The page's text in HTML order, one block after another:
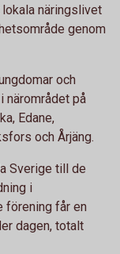
näringslivet
genom
och
närområdet på
Edane,
och Årjäng.
Sverige till de
i
förening får en
dagen, totalt